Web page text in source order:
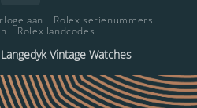
aan
Rolex serienummers
Rolex landcodes
Langedyk Vintage Watches